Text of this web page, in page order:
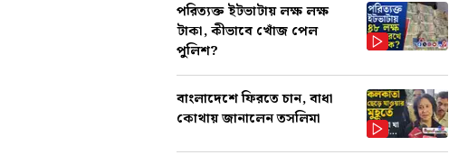
পরিত্যক্ত ইটভাটায় লক্ষ লক্ষ
টাকা, কীভাবে খোঁজ পেল
পুলিশ?
বাংলাদেশে ফিরতে চান, বাধা
কোথায় জানালেন তসলিমা